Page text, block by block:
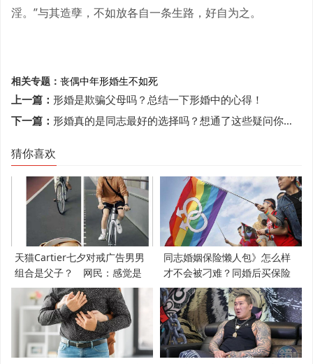
淫。”与其造孽，不如放各自一条生路，好自为之。
相关专题： 丧偶中年形婚生不如死
上一篇： 形婚是欺骗父母吗？总结一下形婚中的心得！
下一篇： 形婚真的是同志最好的选择吗？想通了这些疑问你可以形婚了
猜你喜欢
天猫Cartier七夕对戒广告男男
组合是父子？ 网民：感觉是
支持LGBT
同志婚姻保险懒人包》怎么样
才不会被刁难？同婚后买保险
必知5件事